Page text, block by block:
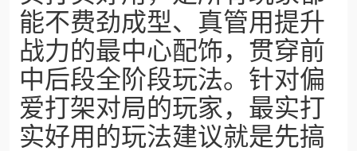
能不费劲成型、真管用提升
战力的最中心配饰，贯穿前
中后段全阶段玩法。针对偏
爱打架对局的玩家，最实打
实好用的玩法建议就是先搞